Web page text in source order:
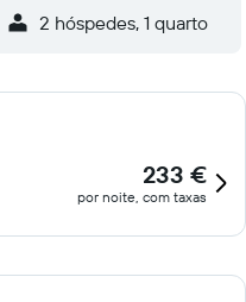
2 hóspedes, 1 quarto
233 €
por noite, com taxas